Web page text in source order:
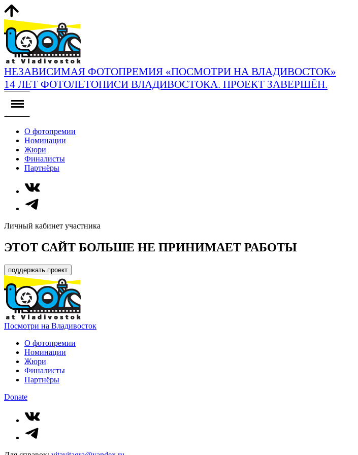
НЕЗАВИСИМАЯ ФОТОПРЕМИЯ «ПОСМОТРИ НА ВЛАДИВОСТОК»
14 ЛЕТ ФОТОЛЕТОПИСИ ВЛАДИВОСТОКА. ПРОЕКТ ЗАВЕРШЁН.
О фотопремии
Номинации
Жюри
Финалисты
Партнёры
Личный кабинет участника
ЭТОТ САЙТ БОЛЬШЕ НЕ ПРИНИМАЕТ РАБОТЫ
поддержать проект
Посмотри на Владивосток
О фотопремии
Номинации
Жюри
Финалисты
Партнёры
Donate